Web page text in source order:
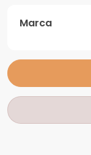
Marca